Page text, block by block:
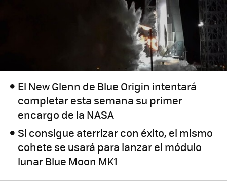
El New Glenn de Blue Origin intentará
completar esta semana su primer
encargo de la NASA
Si consigue aterrizar con éxito, el mismo
cohete se usará para lanzar el módulo
lunar Blue Moon MK1